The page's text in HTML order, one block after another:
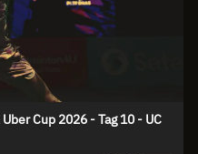
Cup 2026 - Tag 10 - UC